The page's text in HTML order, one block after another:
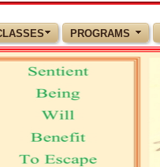
PROGRAMS